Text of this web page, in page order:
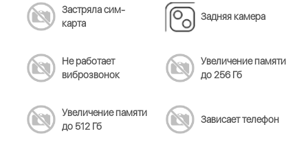
Застряла сим-
карта
Задняя камера
Не работает
виброзвонок
Увеличение памяти
до 256 Гб
Увеличение памяти
до 512 Гб
Зависает телефон